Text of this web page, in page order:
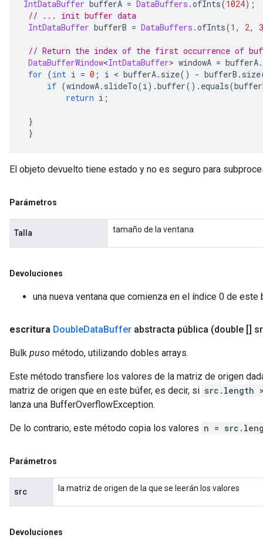
IntDataBuffer bufferA = DataBuffers .ofInts(1024);
// ... init buffer data
IntDataBuffer bufferB = DataBuffers .ofInts(1 , 2, 3
// Return the index of the first occurrence of
DataBufferWindow<IntDataBuffer> windowA = bufferA.
for (int i = 0 ; i < bufferA. size() - bufferB . size
if (windowA. slideTo(i).buffer(). equals(
return i ;
}
}
El objeto devuelto tiene estado y no es seguro para
Parámetros
Talla tamaño de la ventana
Devoluciones
una nueva ventana que comienza en el índice 0 de este
escritura DoubleDataBuffer abstracta pública (double []
Bulk puso método, utilizando dobles arrays.
Este método transfiere los valores de la matriz de origen
matriz de origen que en este búfer, es decir, si src.length
lanza una BufferOverflowException.
De lo contrario, este método copia los valores n =
Parámetros
src la matriz de origen de la que se leerán los valores
Devoluciones